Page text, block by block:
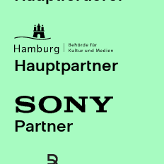
Hauptpartner
Partner